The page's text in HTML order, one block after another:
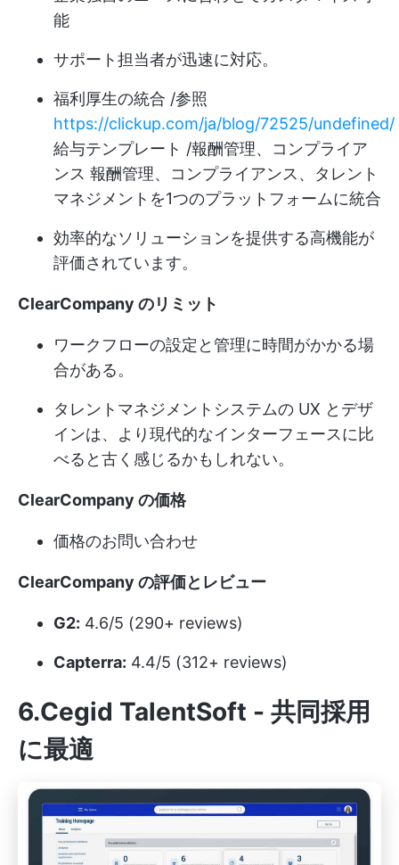
能
サポート担当者が迅速に対応。
福利厚生の統合 /参照
https://clickup.com/ja/blog/72525/undefined/
給与テンプレート /報酬管理、コンプライア
ンス 報酬管理、コンプライアンス、タレント
マネジメントを1つのプラットフォームに統合
効率的なソリューションを提供する高機能が
評価されています。
ClearCompany のリミット
ワークフローの設定と管理に時間がかかる場
合がある。
タレントマネジメントシステムの UX とデザ
インは、より現代的なインターフェースに比
べると古く感じるかもしれない。
ClearCompany の価格
価格のお問い合わせ
ClearCompany の評価とレビュー
G2: 4.6/5 (290+ reviews)
Capterra: 4.4/5 (312+ reviews)
6.Cegid TalentSoft - 共同採用
に最適